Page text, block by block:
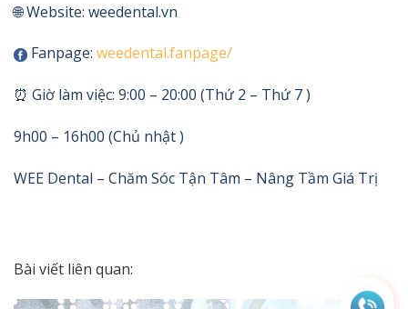
🌐 Website: weedental.vn
Fanpage: weedental.fanpage/
⏰ Giờ làm việc: 9:00 – 20:00 (Thứ 2 – Thứ 7 )
9h00 – 16h00 (Chủ nhật )
WEE Dental – Chăm Sóc Tận Tâm – Nâng Tầm Giá Trị
Bài viết liên quan: